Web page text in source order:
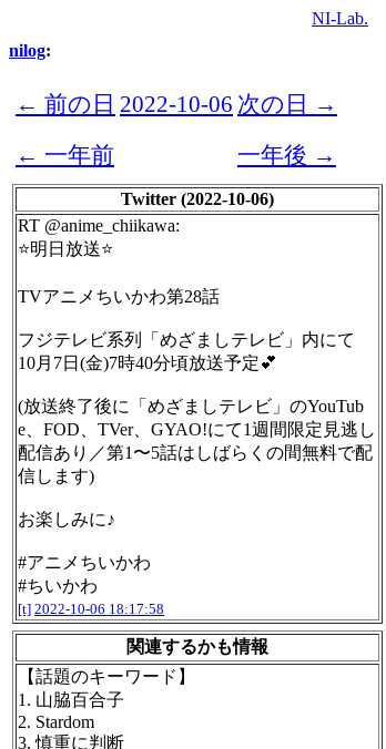
NI-Lab.
nilog:
← 前の日 2022-10-06 次の日 →
← 一年前
一年後 →
Twitter (2022-10-06)
RT @anime_chiikawa:
⭐️明日放送⭐️
TVアニメちいかわ第28話
フジテレビ系列「めざましテレビ」内にて
10月7日(金)7時40分頃放送予定💕
(放送終了後に「めざましテレビ」のYouTub
e、FOD、TVer、GYAO!にて1週間限定見逃し
配信あり／第1〜5話はしばらくの間無料で配
信します)
お楽しみに♪
#アニメちいかわ
#ちいかわ
[t] 2022-10-06 18:17:58
関連するかも情報
【話題のキーワード】
1. 山脇百合子
2. Stardom
3. 慎重に判断